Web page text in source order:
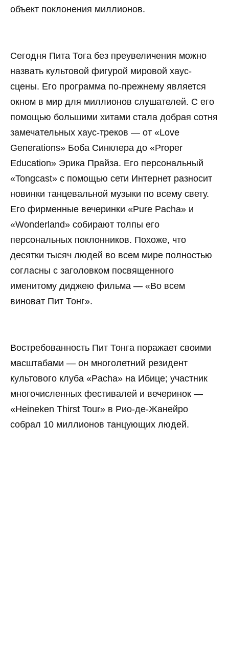
объект поклонения миллионов.
Сегодня Пита Тога без преувеличения можно
назвать культовой фигурой мировой хаус-
сцены. Его программа по-прежнему является
окном в мир для миллионов слушателей. С его
помощью большими хитами стала добрая сотня
замечательных хаус-треков — от «Love
Generations» Боба Синклера до «Proper
Education» Эрика Прайза. Его персональный
«Tongcast» с помощью сети Интернет разносит
новинки танцевальной музыки по всему свету.
Его фирменные вечеринки «Pure Pacha» и
«Wonderland» собирают толпы его
персональных поклонников. Похоже, что
десятки тысяч людей во всем мире полностью
согласны с заголовком посвященного
именитому диджею фильма — «Во всем
виноват Пит Тонг».
Востребованность Пит Тонга поражает своими
масштабами — он многолетний резидент
культового клуба «Pacha» на Ибице; участник
многочисленных фестивалей и вечеринок —
«Heineken Thirst Tour» в Рио-де-Жанейро
собрал 10 миллионов танцующих людей.